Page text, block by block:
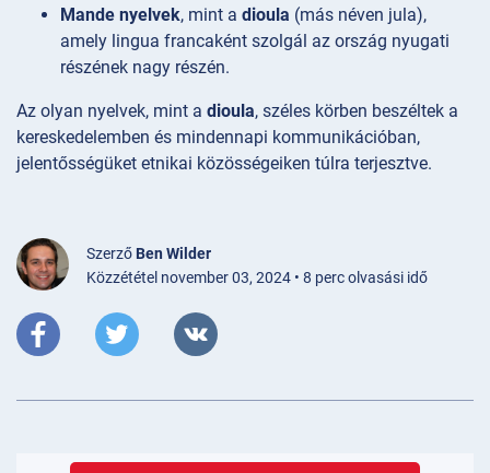
Mande nyelvek, mint a dioula (más néven jula),
amely lingua francaként szolgál az ország nyugati
részének nagy részén.
Az olyan nyelvek, mint a dioula, széles körben beszéltek a
kereskedelemben és mindennapi kommunikációban,
jelentősségüket etnikai közösségeiken túlra terjesztve.
Szerző Ben Wilder
Közzététel november 03, 2024 • 8 perc olvasási idő